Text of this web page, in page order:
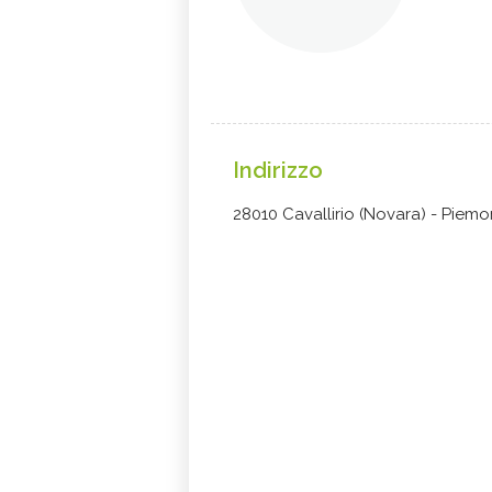
Indirizzo
28010 Cavallirio (Novara) -